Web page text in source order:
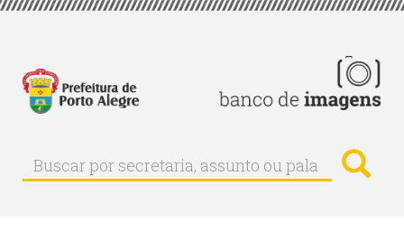
Pular
principal
Buscar
Buscar
por